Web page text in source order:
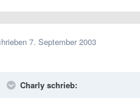
7. September 2003
Charly schrieb: